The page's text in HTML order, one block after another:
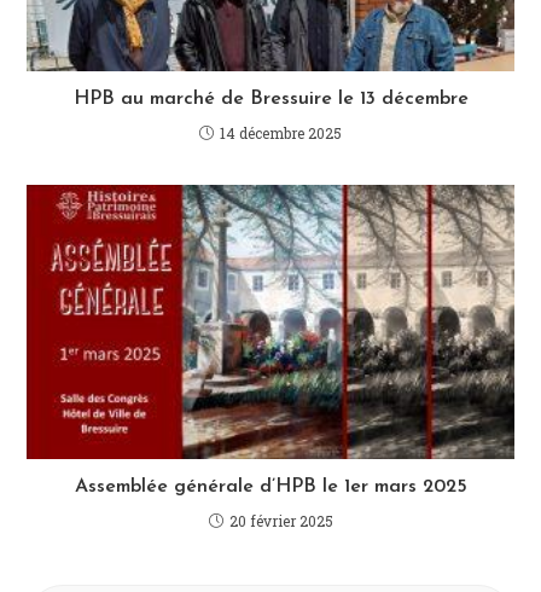
HPB au marché de Bressuire le 13 décembre
14 décembre 2025
Assemblée générale d’HPB le 1er mars 2025
20 février 2025